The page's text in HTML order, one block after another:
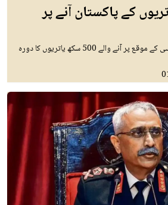
کے پاکستان آنے پر
مہاراجہ رنجیت سنگھ کی برسی کے موقع پر آنے والے 500 سکھ یاتریوں کا دورہ